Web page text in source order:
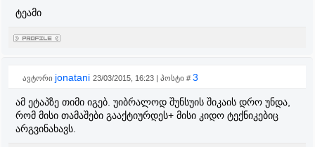
ტეამი
ავტორი jonatani 23/03/2015, 16:23 | პოსტი # 3
ამ ეტაპზე თიმი იგებ. უიბრალოდ შუნსუის შიკაის დრო უნდა,
რომ მისი თამაშები გააქტიურდეს+ მისი კიდო ტექნიკებიც
არგვინახავს.